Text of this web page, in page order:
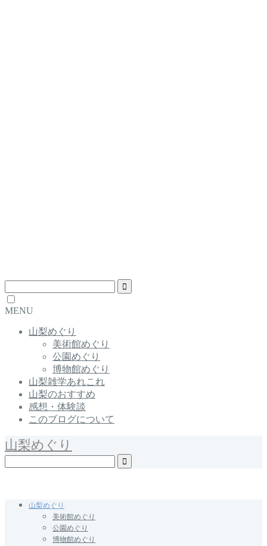
MENU
山梨めぐり
美術館めぐり
公園めぐり
博物館めぐり
山梨雑学あれこれ
山梨のおすすめ
感想・体験談
このブログについて
山梨めぐり
山梨めぐり
美術館めぐり
公園めぐり
博物館めぐり